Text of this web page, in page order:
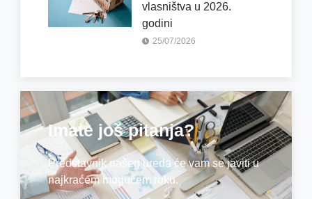
vlasništva u 2026.
godini
25/07/2026
Imate još pitanja?
Predstavnik našeg ureda će vam se javiti u
najkraćem mogućem roku.